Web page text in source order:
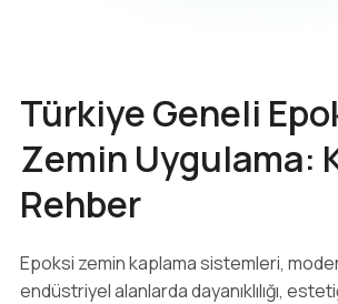
Türkiye Geneli
Zemin Uygulama:
Rehber
Epoksi zemin kaplama sistemleri,
endüstriyel alanlarda dayanıklılığı,